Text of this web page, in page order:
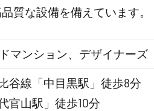
質な設備を備えています。
マンション、デザイナーズ
谷線「中目黒駅」徒歩8分
官山駅」徒歩10分